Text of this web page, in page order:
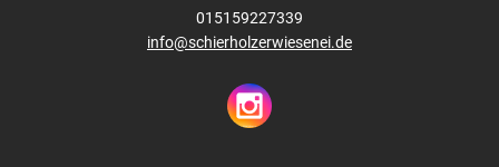
015159227339
info@schierholzerwiesenei.de